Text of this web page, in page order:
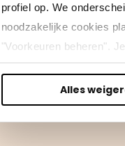
profiel op. We
noodzakelijke cookies
"Voorkeuren beheren".
Lees meer in ons
Alles